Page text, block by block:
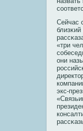
Сейчас
«три
они
экс-